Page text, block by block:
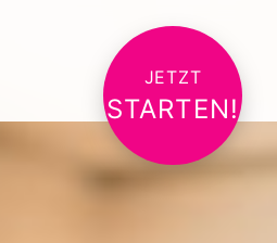
JETZT
STARTEN!